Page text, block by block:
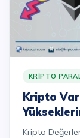
KRIPTO
Kripto
Bakış
Kripto